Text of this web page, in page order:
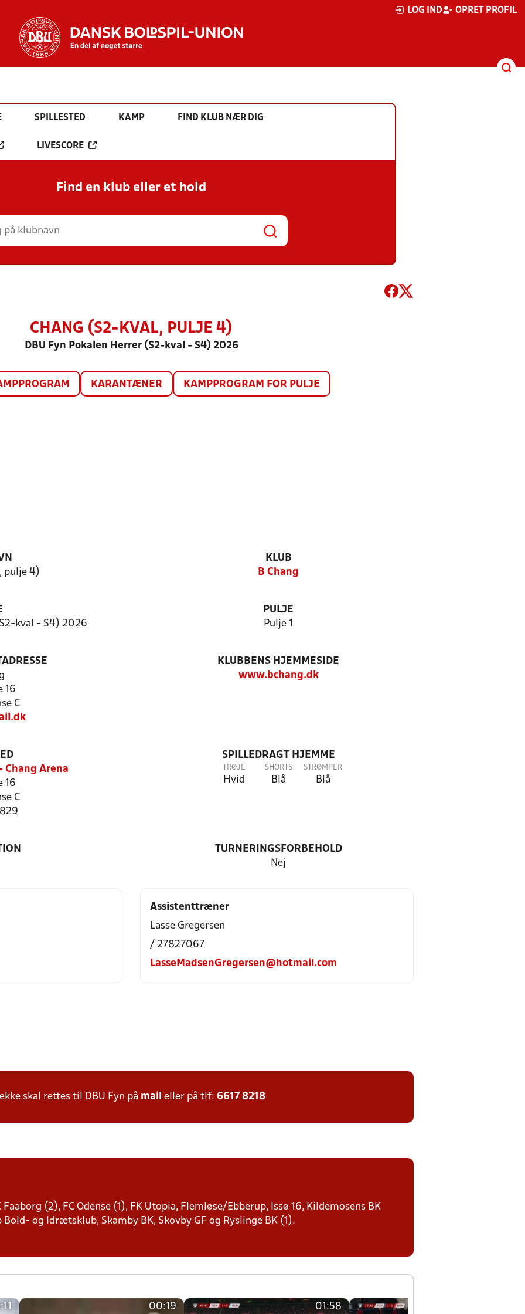
LOG IND OPRET PROFIL
SPILLESTED KAMP FIND KLUB NÆR DIG
LIVESCORE
Find en klub eller et hold
CHANG (S2-KVAL, PULJE 4)
DBU Fyn Pokalen Herrer (S2-kval - S4) 2026
KARANTÆNER KAMPPROGRAM FOR PULJE
pulje 4)
KLUB
B Chang
kval - S4) 2026
PULJE
Pulje 1
16
C
KLUBBENS HJEMMESIDE
www.bchang.dk
Arena
16
C
SPILLEDRAGT HJEMME
TRØJE
Hvid
SHORTS
Blå
STRØMPER
Blå
TURNERINGSFORBEHOLD
Nej
Assistenttræner
Lasse Gregersen
/ 27827067
LasseMadsenGregersen@hotmail.com
skal rettes til DBU Fyn på mail eller på tlf: 6617 8218
Faaborg (2), FC Odense (1), FK Utopia, Flemløse/Ebberup, Issø 16, Kildemosens BK
Bold- og Idrætsklub, Skamby BK, Skovby GF og Ryslinge BK (1).
00:19 01:58